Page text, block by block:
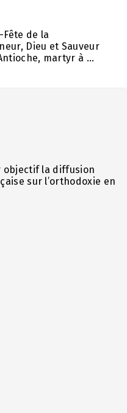
de la
Dieu et Sauveur
martyr à ...
objectif la diffusion
sur l’orthodoxie en